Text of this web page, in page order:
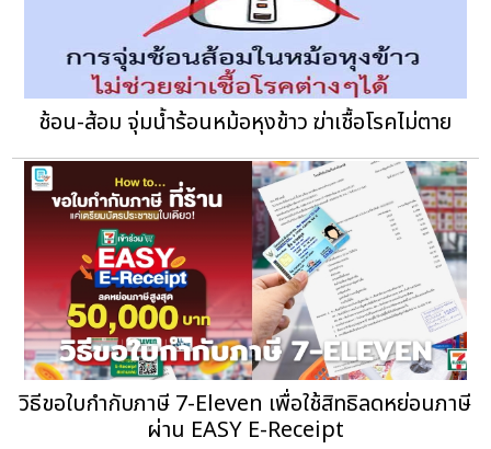
ช้อน-ส้อม จุ่มน้ำร้อนหม้อหุงข้าว ฆ่าเชื้อโรคไม่ตาย
วิธีขอใบกำกับภาษี 7-Eleven เพื่อใช้สิทธิลดหย่อนภาษี
ผ่าน EASY E-Receipt